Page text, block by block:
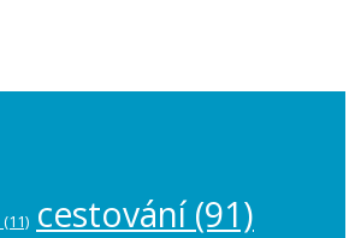
(11) cestování(91)